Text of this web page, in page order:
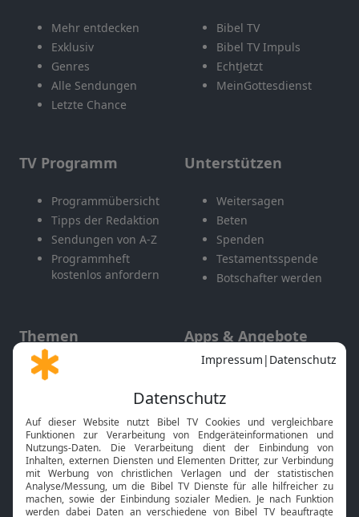
Mehr entdecken
Exklusiv
Genres
Alle Sendungen
Letzte Chance
Bibel TV
Bibel TV Impuls
EchtJetzt
MeinGottesdienst
TV Programm
Programmübersicht
Tipps der Redaktion
Sendungen von A-Z
Programmheft
kostenlos anfordern
Unterstützen
Weitersagen
Beten
Spenden
Testamentsspende
Botschafter werden
Themen
Gott und Bibel erklärt
Neuigkeiten
Apps & Angebote
Mobile App
Smart TV
HbbTV
Bibelthek Online-Bibel
Nächster Gottesdienst